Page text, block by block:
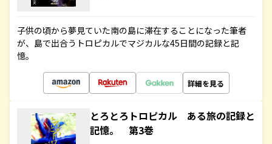
子供の頃から夢見ていた南の島に滞在することになった筆者
が、島で出合うトロピカルでマジカルな45日間の記録と記
憶。
詳細を見る
とろとろトロピカル ある旅の記録と
記憶。 第3巻